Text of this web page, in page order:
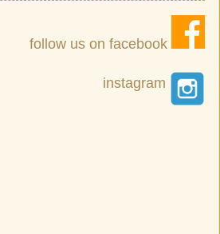
follow us on facebook
instagram